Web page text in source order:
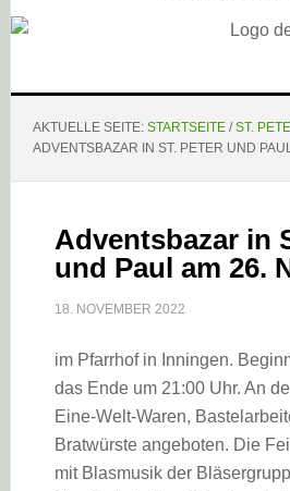
AKTUELLE SEITE: STARTSEITE / ST.
ADVENTSBAZAR IN ST. PETER UND
Adventsbazar in
und Paul am 26.
18. NOVEMBER 2022
im Pfarrhof in Inningen.
das Ende um 21:00 Uhr. An
Eine-Welt-Waren,
Bratwürste angeboten. Die
mit Blasmusik der